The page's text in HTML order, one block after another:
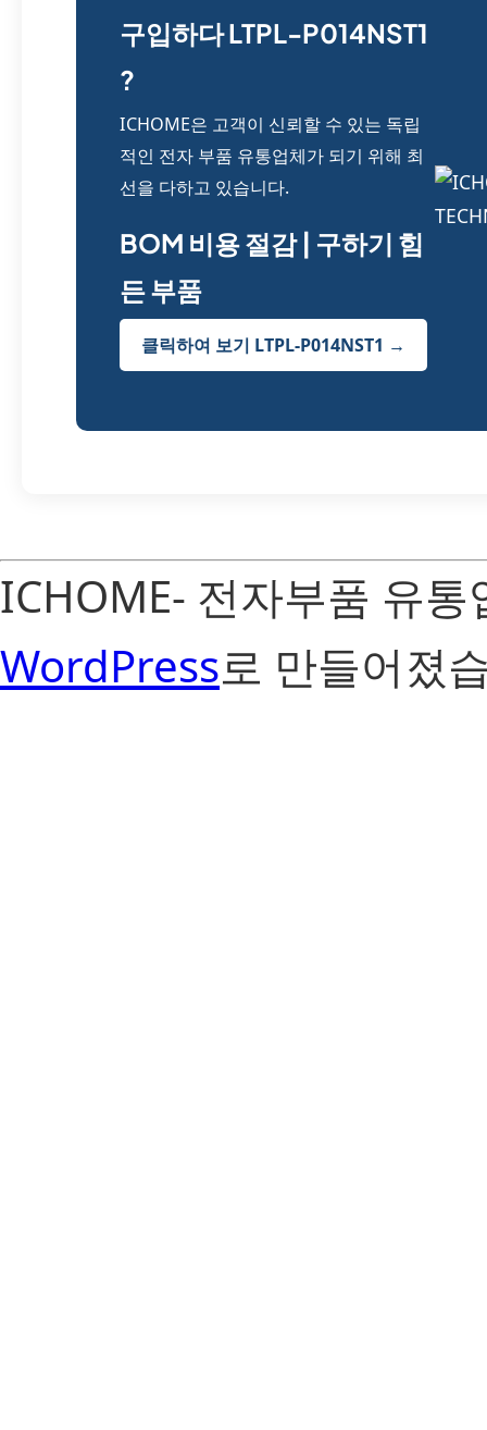
구입하다 LTPL-P014NST1
?
ICHOME은 고객이 신뢰할 수 있는 독립
적인 전자 부품 유통업체가 되기 위해 최
선을 다하고 있습니다.
BOM 비용 절감 | 구하기 힘
든 부품
클릭하여 보기 LTPL-P014NST1 →
ICHOME- 전자부품 유
WordPress로 만들어졌